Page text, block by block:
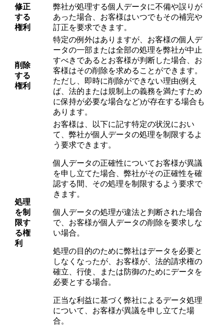
修正
する
権利
弊社が処理する個人データに不備や誤りが
あった場合、お客様はいつでもその補完や
訂正を要求できます。
削除
する
権利
特定の例外はありますが、お客様の個人デ
ータの一部または全部の処理を弊社が中止
すべきであるとお客様が判断した場合、お
客様はその削除を求めることができます。
ただし、即時に削除ができない理由(例え
ば、法的または規制上の義務を満たすため
に保持が必要な場合など)が存在する場合も
あります。
処理
を制
限す
る権
利
お客様は、以下に記す特定の状況におい
て、弊社が個人データの処理を制限するよ
う要求できます。
個人データの正確性についてお客様が異議
を申し立てた場合、弊社がその正確性を確
認する間、その処理を制限するよう要求で
きます。
個人データの処理が違法と判断された場合
で、お客様が個人データの削除を要求しな
い場合。
処理の目的のために弊社はデータを必要と
しなくなったが、お客様が、法的請求権の
確立、行使、または防御のためにデータを
必要とする場合。
正当な利益に基づく弊社によるデータ処理
について、お客様が異議を申し立てた場
合。